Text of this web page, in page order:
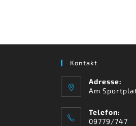
Kontakt
Adresse:
Am
Telefon:
09779/747